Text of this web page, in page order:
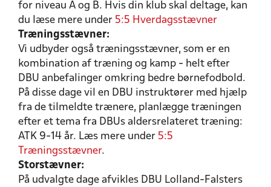
for niveau A og B. Hvis din klub skal deltage, kan
du læse mere under 5:5 Hverdagsstævner
Træningsstævner:
Vi udbyder også træningsstævner, som er en
kombination af træning og kamp - helt efter
DBU anbefalinger omkring bedre børnefodbold.
På disse dage vil en DBU instruktører med hjælp
fra de tilmeldte trænere, planlægge træningen
efter et tema fra DBUs aldersrelateret træning:
ATK 9-14 år. Læs mere under 5:5
Træningsstævner.
Storstævner:
På udvalgte dage afvikles DBU Lolland-Falsters